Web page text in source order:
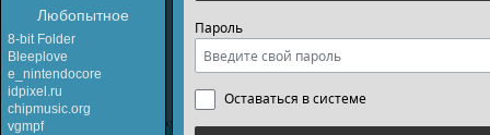
Любопытное
8-bit Folder
Bleeplove
e_nintendocore
idpixel.ru
chipmusic.org
vgmpf
Пароль
Оставаться в системе